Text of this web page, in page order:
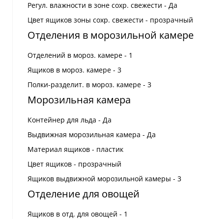
Регул. влажности в зоне сохр. свежести - Да
Цвет ящиков зоны сохр. свежести - прозрачный
Отделения в морозильной камере
Отделений в мороз. камере - 1
Ящиков в мороз. камере - 3
Полки-разделит. в мороз. камере - 3
Морозильная камера
Контейнер для льда - Да
Выдвижная морозильная камера - Да
Материал ящиков - пластик
Цвет ящиков - прозрачный
Ящиков выдвижной морозильной камеры - 3
Отделение для овощей
Ящиков в отд. для овощей - 1